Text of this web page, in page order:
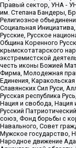
Правый сектор, УНА -
им. Степана Бандеры,
Религиозное
Социальная
Русские, Русское
Община Коренного
крымскотатарского
экстремистской
честь иконы Божией
Фирма, Молодежная
Единения,
Славянских Сил Руси,
Русская республика
Нация и свобода, Нация
Русский
союз, Фонд борьбы с
Навального, Совет
Мужское государство,
Народное движение